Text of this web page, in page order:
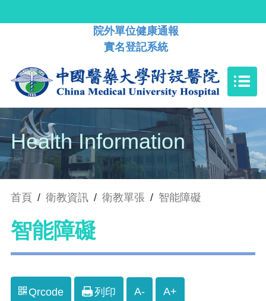
院外單位健康通報
實名登記系統
Health Information
首頁 / 衛教資訊 / 衛教單張 / 智能障礙
智能障礙
Qrcode 列印 A- A+